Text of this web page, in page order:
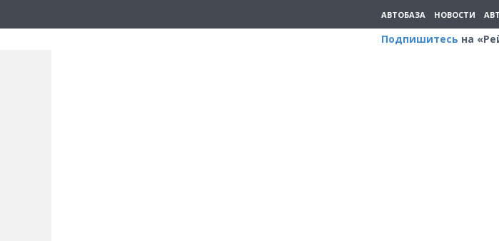
АВТОБАЗА НОВОСТИ
Подпишитесь на